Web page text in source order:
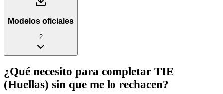
Modelos oficiales
2
¿Qué necesito para completar TIE
(Huellas) sin que me lo rechacen?